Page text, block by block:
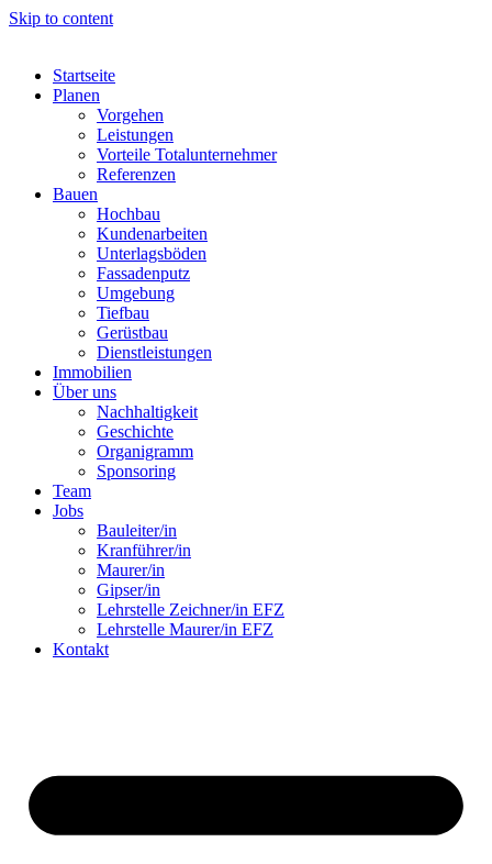
Skip to content
Startseite
Planen
Vorgehen
Leistungen
Vorteile Totalunternehmer
Referenzen
Bauen
Hochbau
Kundenarbeiten
Unterlagsböden
Fassadenputz
Umgebung
Tiefbau
Gerüstbau
Dienstleistungen
Immobilien
Über uns
Nachhaltigkeit
Geschichte
Organigramm
Sponsoring
Team
Jobs
Bauleiter/in
Kranführer/in
Maurer/in
Gipser/in
Lehrstelle Zeichner/in EFZ
Lehrstelle Maurer/in EFZ
Kontakt